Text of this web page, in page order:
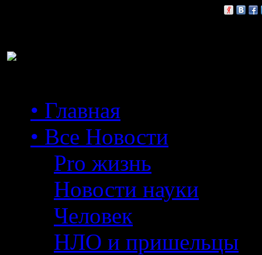
• Главная
• Все Новости
Pro жизнь
Новости науки
Человек
НЛО и пришельцы